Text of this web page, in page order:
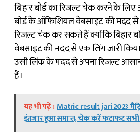
बिहार बोर्ड का रिजल्ट चेक करने के
बोर्ड के ऑफिशियल वेबसाइट की मदद
रिजल्ट चेक कर सकते हैं क्योंकि बिहार
वेबसाइट की मदद से एक लिंग जारी किया
उसी लिंक के मदद से अपना रिजल्ट
हैं।
यह भी पढ़ें :Matric result jari 2023
इंतजार हुआ समाप्त, चेक करें फटाफट